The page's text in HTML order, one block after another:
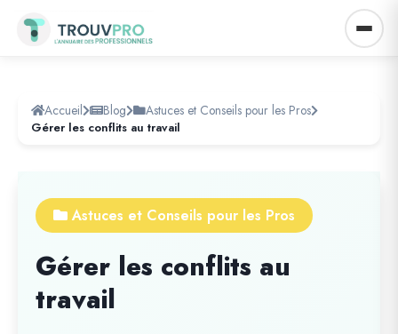
Accueil Blog Astuces et Conseils pour les Pros
Gérer les conflits au travail
Astuces et Conseils pour les Pros
Gérer les conflits au
travail